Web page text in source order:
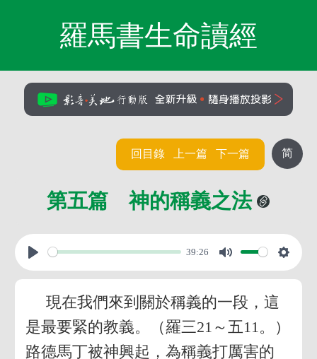
羅馬書生命讀經
简
回目錄 上一篇 下一篇
第五篇 神的稱義之法
39:26
現在我們來到關於稱義的一段，這
是最要緊的教義。（羅三21～五11。）
路德馬丁被神興起，為稱義打厲害的